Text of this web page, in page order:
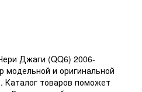
Джаги (QQ6) 2006-
модельной и оригинальной
Каталог товаров поможет